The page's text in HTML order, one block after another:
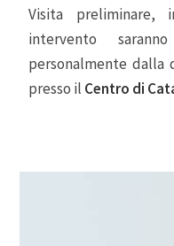
Visita preliminare,
intervento
personalmente dalla
presso il Centro di